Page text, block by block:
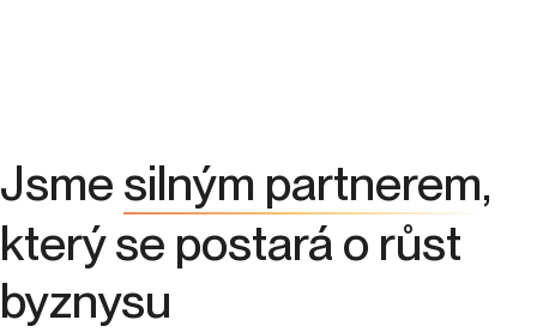
Jsme silným partnerem,
který se postará o růst
byznysu